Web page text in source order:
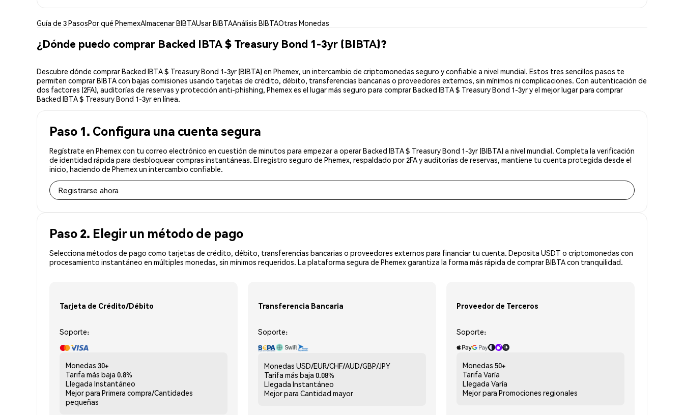
Guía de 3 PasosPor qué PhemexAlmacenar BIBTAUsar BIBTAAnálisis BIBTAOtras Monedas
¿Dónde puedo comprar Backed IBTA $ Treasury Bond 1-3yr (BIBTA)?
Descubre dónde comprar Backed IBTA $ Treasury Bond 1-3yr (BIBTA) en Phemex, un intercambio de criptomonedas seguro y confiable a nivel mundial. Estos tres sencillos pasos te
permiten comprar BIBTA con bajas comisiones usando tarjetas de crédito, débito, transferencias bancarias o proveedores externos, sin mínimos ni complicaciones. Con autenticación de
dos factores (2FA), auditorías de reservas y protección anti-phishing, Phemex es el lugar más seguro para comprar Backed IBTA $ Treasury Bond 1-3yr y el mejor lugar para comprar
Backed IBTA $ Treasury Bond 1-3yr en línea.
Paso 1. Configura una cuenta segura
Regístrate en Phemex con tu correo electrónico en cuestión de minutos para empezar a operar Backed IBTA $ Treasury Bond 1-3yr (BIBTA) a nivel mundial. Completa la verificación
de identidad rápida para desbloquear compras instantáneas. El registro seguro de Phemex, respaldado por 2FA y auditorías de reservas, mantiene tu cuenta protegida desde el
inicio, haciendo de Phemex un intercambio confiable.
Registrarse ahora
Paso 2. Elegir un método de pago
Selecciona métodos de pago como tarjetas de crédito, débito, transferencias bancarias o proveedores externos para financiar tu cuenta. Deposita USDT o criptomonedas con
procesamiento instantáneo en múltiples monedas, sin mínimos requeridos. La plataforma segura de Phemex garantiza la forma más rápida de comprar BIBTA con tranquilidad.
Tarjeta de Crédito/Débito
Soporte:
Monedas 30+
Tarifa más baja 0.8%
Llegada Instantáneo
Mejor para Primera compra/Cantidades
pequeñas
Transferencia Bancaria
Soporte:
Monedas USD/EUR/CHF/AUD/GBP/JPY
Tarifa más baja 0.08%
Llegada Instantáneo
Mejor para Cantidad mayor
Proveedor de Terceros
Soporte:
Monedas 50+
Tarifa Varía
Llegada Varía
Mejor para Promociones regionales